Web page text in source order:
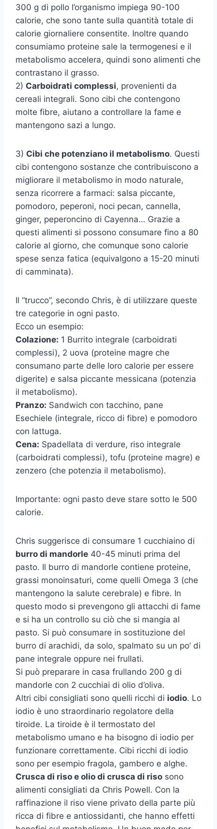
300 g di pollo l’organismo impiega 90-100
calorie, che sono tante sulla quantità totale di
calorie giornaliere consentite. Inoltre quando
consumiamo proteine sale la termogenesi e il
metabolismo accelera, quindi sono alimenti che
contrastano il grasso.
2) Carboidrati complessi, provenienti da
cereali integrali. Sono cibi che contengono
molte fibre, aiutano a controllare la fame e
mantengono sazi a lungo.
3) Cibi che potenziano il metabolismo. Questi
cibi contengono sostanze che contribuiscono a
migliorare il metabolismo in modo naturale,
senza ricorrere a farmaci: salsa piccante,
pomodoro, peperoni, noci pecan, cannella,
ginger, peperoncino di Cayenna… Grazie a
questi alimenti si possono consumare fino a 80
calorie al giorno, che comunque sono calorie
spese senza fatica (equivalgono a 15-20 minuti
di camminata).
Il “trucco”, secondo Chris, è di utilizzare queste
tre categorie in ogni pasto.
Ecco un esempio:
Colazione: 1 Burrito integrale (carboidrati
complessi), 2 uova (proteine magre che
consumano parte delle loro calorie per essere
digerite) e salsa piccante messicana (potenzia
il metabolismo).
Pranzo: Sandwich con tacchino, pane
Esechiele (integrale, ricco di fibre) e pomodoro
con lattuga.
Cena: Spadellata di verdure, riso integrale
(carboidrati complessi), tofu (proteine magre) e
zenzero (che potenzia il metabolismo).
Importante: ogni pasto deve stare sotto le 500
calorie.
Chris suggerisce di consumare 1 cucchiaino di
burro di mandorle 40-45 minuti prima del
pasto. Il burro di mandorle contiene proteine,
grassi monoinsaturi, come quelli Omega 3 (che
mantengono la salute cerebrale) e fibre. In
questo modo si prevengono gli attacchi di fame
e si ha un controllo su ciò che si mangia al
pasto. Si può consumare in sostituzione del
burro di arachidi, da solo, spalmato su un po’ di
pane integrale oppure nei frullati.
Si può preparare in casa frullando 200 g di
mandorle con 2 cucchiai di olio d’oliva.
Altri cibi consigliati sono quelli ricchi di iodio. Lo
iodio è uno straordinario regolatore della
tiroide. La tiroide è il termostato del
metabolismo umano e ha bisogno di iodio per
funzionare correttamente. Cibi ricchi di iodio
sono per esempio fragola, gambero e alghe.
Crusca di riso e olio di crusca di riso sono
alimenti consigliati da Chris Powell. Con la
raffinazione il riso viene privato della parte più
ricca di fibre e antiossidanti, che hanno effetti